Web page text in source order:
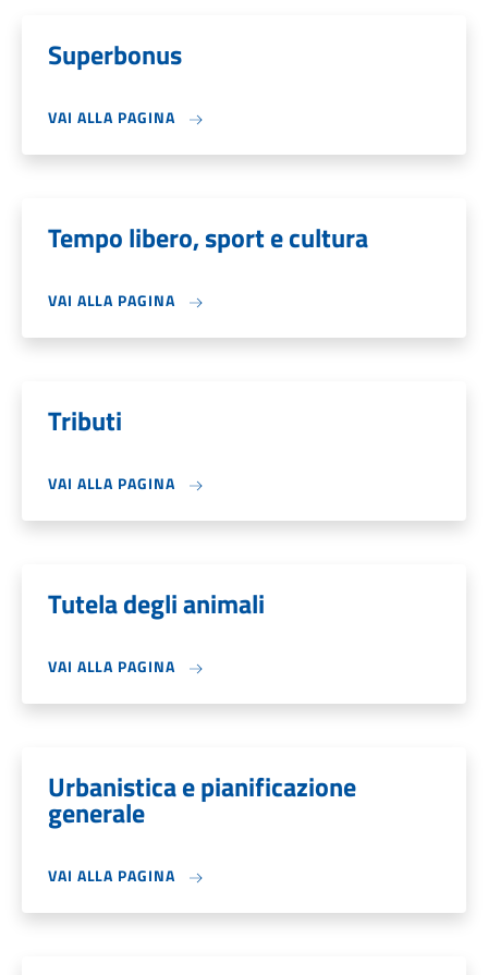
Superbonus
VAI ALLA PAGINA
Tempo libero, sport e cultura
VAI ALLA PAGINA
Tributi
VAI ALLA PAGINA
Tutela degli animali
VAI ALLA PAGINA
Urbanistica e pianificazione
generale
VAI ALLA PAGINA